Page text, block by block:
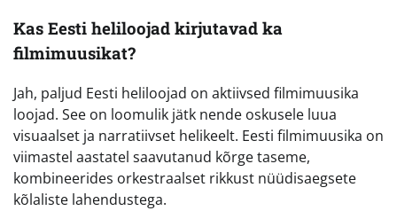
Kas Eesti heliloojad kirjutavad ka
filmimuusikat?
Jah, paljud Eesti heliloojad on aktiivsed filmimuusika
loojad. See on loomulik jätk nende oskusele luua
visuaalset ja narratiivset helikeelt. Eesti filmimuusika on
viimastel aastatel saavutanud kõrge taseme,
kombineerides orkestraalset rikkust nüüdisaegsete
kõlaliste lahendustega.